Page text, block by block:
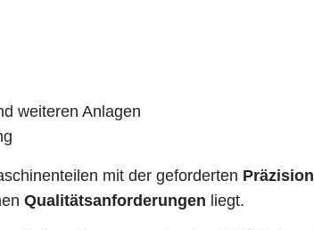
weiteren Anlagen
mit der geforderten Präzision
Qualitätsanforderungen liegt.